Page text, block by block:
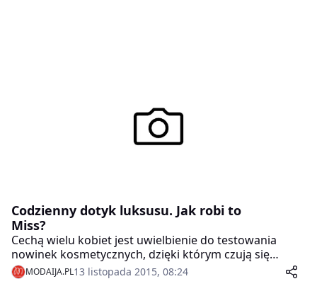
Codzienny dotyk luksusu. Jak robi to
Miss?
Cechą wielu kobiet jest uwielbienie do testowania
nowinek kosmetycznych, dzięki którym czują się
bardziej zadbane, a co za tym idzie, jeszcze piękniejsze!
Przyjrzyjmy się sylwetce kobiety, której pełny makijaż
MODAIJA.PL13 listopada 2015, 08:24